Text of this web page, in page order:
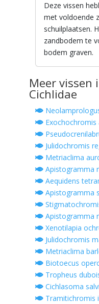
Deze vissen
met voldoende
schuilplaatsen.
zandbodem te
bodem graven.
Meer vissen
Cichlidae
Exochochromis
Julidochromis
Metriaclima
Apistogramma
Aequidens
Apistogramma
Apistogramma
Xenotilapia
Julidochromis
Metriaclima
Biotoecus
Tropheus
Cichlasoma
Tramitichromis